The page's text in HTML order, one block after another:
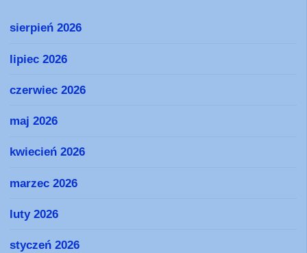
sierpień 2026
lipiec 2026
czerwiec 2026
maj 2026
kwiecień 2026
marzec 2026
luty 2026
styczeń 2026